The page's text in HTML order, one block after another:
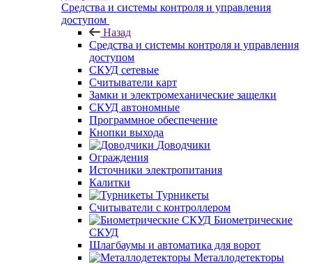
Средства и системы контроля и управления
доступом
Назад
Средства и системы контроля и управления
доступом
СКУД сетевые
Считыватели карт
Замки и электромеханические защелки
СКУД автономные
Программное обеспечение
Кнопки выхода
Доводчики
Ограждения
Источники электропитания
Калитки
Турникеты
Считыватели с контроллером
Биометрические
СКУД
Шлагбаумы и автоматика для ворот
Металлодетекторы